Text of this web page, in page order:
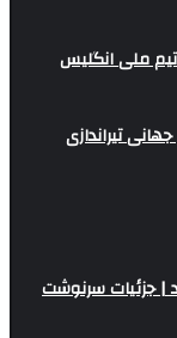
ملی انگلیس
تیراندازی
| جزئیات سرنوشت